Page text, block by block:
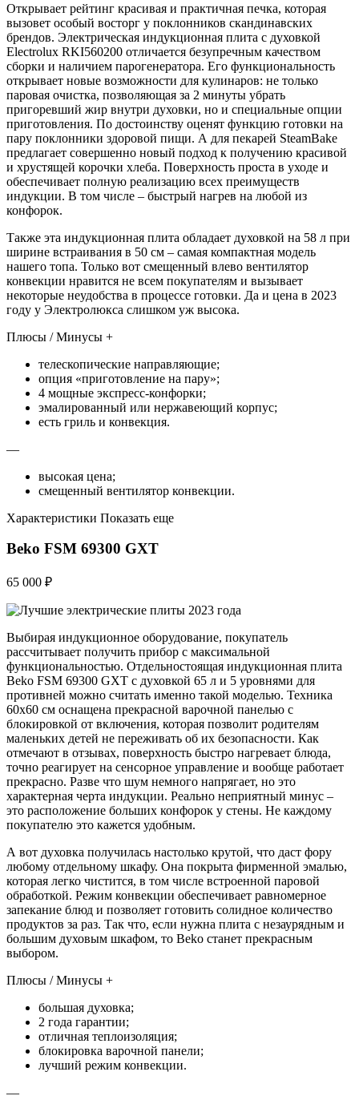
Открывает рейтинг красивая и практичная печка, которая
вызовет особый восторг у поклонников скандинавских
брендов. Электрическая индукционная плита с духовкой
Electrolux RKI560200 отличается безупречным качеством
сборки и наличием парогенератора. Его функциональность
открывает новые возможности для кулинаров: не только
паровая очистка, позволяющая за 2 минуты убрать
пригоревший жир внутри духовки, но и специальные опции
приготовления. По достоинству оценят функцию готовки на
пару поклонники здоровой пищи. А для пекарей SteamBake
предлагает совершенно новый подход к получению красивой
и хрустящей корочки хлеба. Поверхность проста в уходе и
обеспечивает полную реализацию всех преимуществ
индукции. В том числе – быстрый нагрев на любой из
конфорок.
Также эта индукционная плита обладает духовкой на 58 л при
ширине встраивания в 50 см – самая компактная модель
нашего топа. Только вот смещенный влево вентилятор
конвекции нравится не всем покупателям и вызывает
некоторые неудобства в процессе готовки. Да и цена в 2023
году у Электролюкса слишком уж высока.
Плюсы / Минусы +
телескопические направляющие;
опция «приготовление на пару»;
4 мощные экспресс-конфорки;
эмалированный или нержавеющий корпус;
есть гриль и конвекция.
—
высокая цена;
смещенный вентилятор конвекции.
Характеристики Показать еще
Beko FSM 69300 GXT
65 000 ₽
Выбирая индукционное оборудование, покупатель
рассчитывает получить прибор с максимальной
функциональностью. Отдельностоящая индукционная плита
Beko FSM 69300 GXT с духовкой 65 л и 5 уровнями для
противней можно считать именно такой моделью. Техника
60х60 см оснащена прекрасной варочной панелью с
блокировкой от включения, которая позволит родителям
маленьких детей не переживать об их безопасности. Как
отмечают в отзывах, поверхность быстро нагревает блюда,
точно реагирует на сенсорное управление и вообще работает
прекрасно. Разве что шум немного напрягает, но это
характерная черта индукции. Реально неприятный минус –
это расположение больших конфорок у стены. Не каждому
покупателю это кажется удобным.
А вот духовка получилась настолько крутой, что даст фору
любому отдельному шкафу. Она покрыта фирменной эмалью,
которая легко чистится, в том числе встроенной паровой
обработкой. Режим конвекции обеспечивает равномерное
запекание блюд и позволяет готовить солидное количество
продуктов за раз. Так что, если нужна плита с незаурядным и
большим духовым шкафом, то Beko станет прекрасным
выбором.
Плюсы / Минусы +
большая духовка;
2 года гарантии;
отличная теплоизоляция;
блокировка варочной панели;
лучший режим конвекции.
—